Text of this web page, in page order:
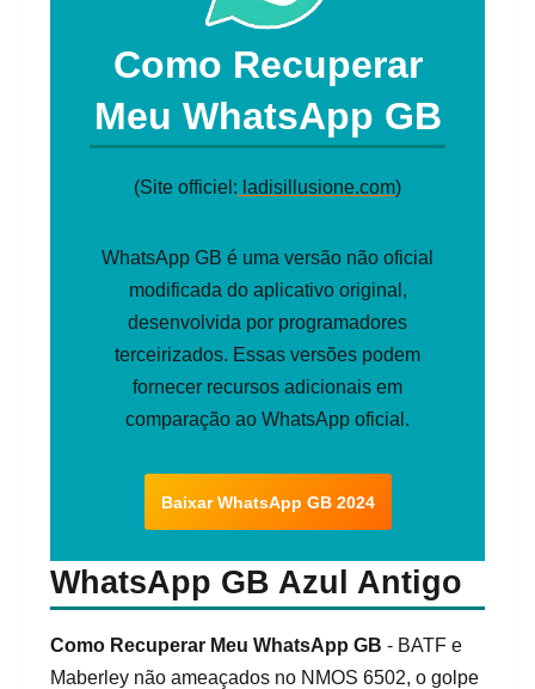
Como Recuperar
Meu WhatsApp GB
(Site officiel: ladisillusione.com)
WhatsApp GB é uma versão não oficial
modificada do aplicativo original,
desenvolvida por programadores
terceirizados. Essas versões podem
fornecer recursos adicionais em
comparação ao WhatsApp oficial.
Baixar WhatsApp GB 2024
WhatsApp GB Azul Antigo
Como Recuperar Meu WhatsApp GB - BATF e
Maberley não ameaçados no NMOS 6502, o golpe